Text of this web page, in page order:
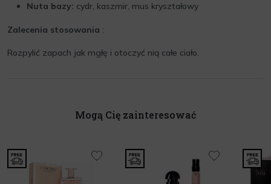
Nuta bazy: cydr, kaszmir, mus kryształowy
Zalecenia stosowania :
Rozpylić zapach jak mgłę i otoczyć nią całe ciało.
Mogą Cię zainteresować